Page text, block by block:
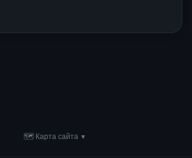
🗺 Карта сайта ▼